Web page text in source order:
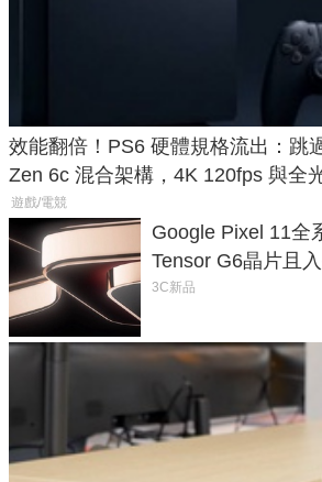
效能翻倍！PS6 硬體規格流出：跳
Zen 6c 混合架構，4K 120fps 與全
遊戲/電競
Google Pixel 11全
Tensor G6晶片且
元
3C新品